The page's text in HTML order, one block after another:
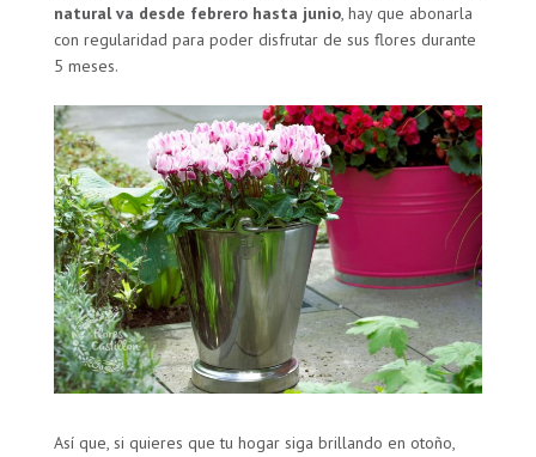
natural va desde febrero hasta junio, hay que abonarla
con regularidad para poder disfrutar de sus flores durante
5 meses.
Así que, si quieres que tu hogar siga brillando en otoño,